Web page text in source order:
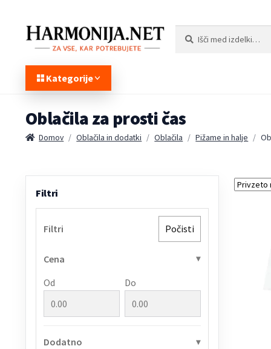
Preskoči
Preskoči
Kategorije
Oblačila za prosti čas
Domov / Oblačila in dodatki / Oblačila / Pižame in halje /
Filtri
Filtri Počisti
Cena
Od
Do
Dodatno